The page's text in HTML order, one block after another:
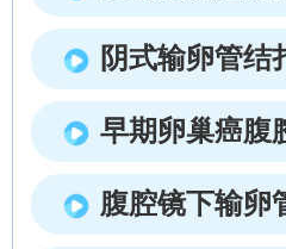
阴式输卵管结
早期卵巢癌腹
腹腔镜下输卵